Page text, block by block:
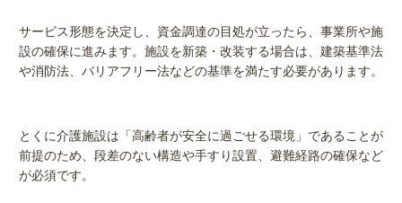
サービス形態を決定し、資金調達の目処が立ったら、事業所や施
設の確保に進みます。施設を新築・改装する場合は、建築基準法
や消防法、バリアフリー法などの基準を満たす必要があります。
とくに介護施設は「高齢者が安全に過ごせる環境」であることが
前提のため、段差のない構造や手すり設置、避難経路の確保など
が必須です。